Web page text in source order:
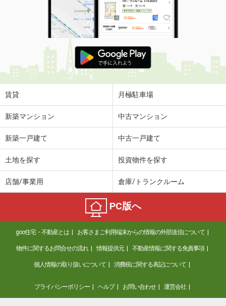
賃貸 月極駐車場
新築マンション 中古マンション
新築一戸建て 中古一戸建て
土地を探す 投資物件を探す
店舗/事業用 倉庫/トランクルーム
PC版へ
goo住宅・不動産とは お客さまご利用端末からの情報の外部送信について
物件に関するお問合せの流れ 情報提供元 不動産情報に関する免責事項
個人情報の取り扱いについて 消費税に関する表記について
プライバシーポリシー ヘルプ お問い合わせ 運営会社